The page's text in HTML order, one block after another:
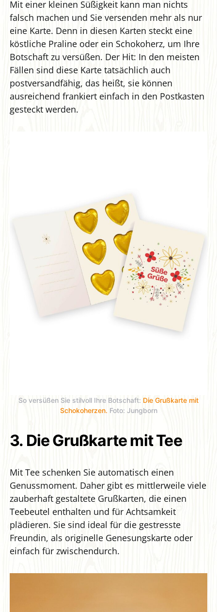
Mit einer kleinen Süßigkeit kann man nichts
falsch machen und Sie versenden mehr als nur
eine Karte. Denn in diesen Karten steckt eine
köstliche Praline oder ein Schokoherz, um Ihre
Botschaft zu versüßen. Der Hit: In den meisten
Fällen sind diese Karte tatsächlich auch
postversandfähig, das heißt, sie können
ausreichend frankiert einfach in den Postkasten
gesteckt werden.
So versüßen Sie stilvoll Ihre Botschaft: Die Grußkarte mit
Schokoherzen. Foto: Jungborn
3. Die Grußkarte mit Tee
Mit Tee schenken Sie automatisch einen
Genussmoment. Daher gibt es mittlerweile viele
zauberhaft gestaltete Grußkarten, die einen
Teebeutel enthalten und für Achtsamkeit
plädieren. Sie sind ideal für die gestresste
Freundin, als originelle Genesungskarte oder
einfach für zwischendurch.